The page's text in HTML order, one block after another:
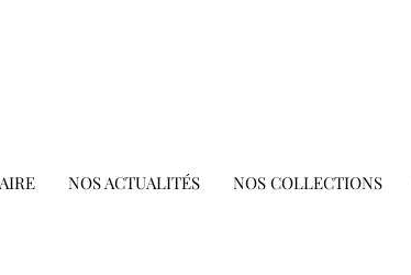
NOS ACTUALITÉS NOS COLLECTIONS